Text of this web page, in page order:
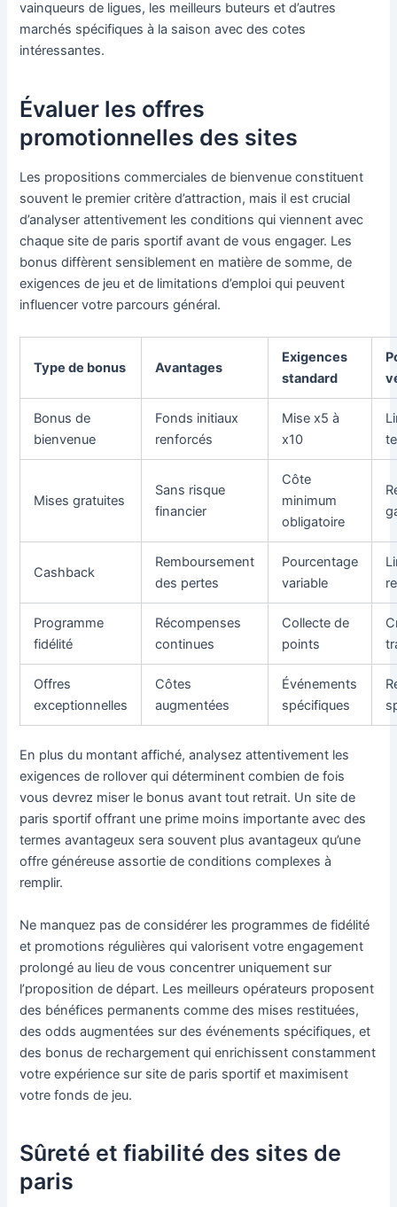
vainqueurs de ligues, les meilleurs buteurs et d’autres
marchés spécifiques à la saison avec des cotes
intéressantes.
Évaluer les offres
promotionnelles des sites
Les propositions commerciales de bienvenue constituent
souvent le premier critère d’attraction, mais il est crucial
d’analyser attentivement les conditions qui viennent avec
chaque site de paris sportif avant de vous engager. Les
bonus diffèrent sensiblement en matière de somme, de
exigences de jeu et de limitations d’emploi qui peuvent
influencer votre parcours général.
Type de bonus Avantages
Exigences
standard
Bonus de
bienvenue
Fonds initiaux
renforcés
Mise x5 à
x10
Mises gratuites
Sans risque
financier
Côte
minimum
obligatoire
Cashback
Remboursement
des pertes
Pourcentage
variable
Programme
fidélité
Récompenses
continues
Collecte de
points
Offres
exceptionnelles
Côtes
augmentées
Événements
spécifiques
En plus du montant affiché, analysez attentivement les
exigences de rollover qui déterminent combien de fois
vous devrez miser le bonus avant tout retrait. Un site de
paris sportif offrant une prime moins importante avec des
termes avantageux sera souvent plus avantageux qu’une
offre généreuse assortie de conditions complexes à
remplir.
Ne manquez pas de considérer les programmes de fidélité
et promotions régulières qui valorisent votre engagement
prolongé au lieu de vous concentrer uniquement sur
l’proposition de départ. Les meilleurs opérateurs proposent
des bénéfices permanents comme des mises restituées,
des odds augmentées sur des événements spécifiques, et
des bonus de rechargement qui enrichissent constamment
votre expérience sur site de paris sportif et maximisent
votre fonds de jeu.
Sûreté et fiabilité des sites de
paris